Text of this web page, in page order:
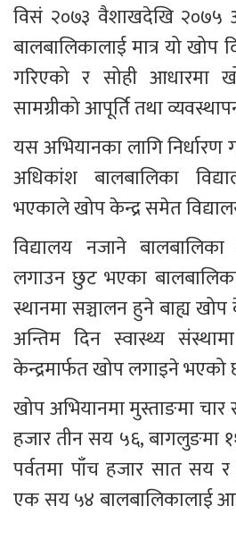
विसं २०७३ वैशाखदेखि २०७५
बालबालिकालाई मात्र यो खोप
गरिएको र सोही आधारमा
सामग्रीको आपूर्ति तथा
यस अभियानका लागि
अधिकांश बालबालिका
भएकाले खोप केन्द्र समेत
विद्यालय नजाने
लगाउन छुट भएका
स्थानमा सञ्चालन हुने बाह्य
अन्तिम दिन स्वास्थ्य
केन्द्रमार्फत खोप लगाइने भएको
खोप अभियानमा मुस्ताङमा चार
हजार तीन सय ५६, बागलुङमा
पर्वतमा पाँच हजार सात सय
एक सय ५४ बालबालिकालाई